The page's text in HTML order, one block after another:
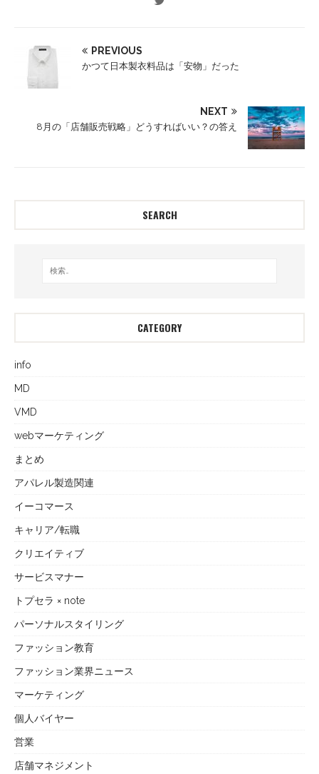
PREVIOUS
かつて日本製衣料品は「安物」だった
NEXT
8月の「店舗販売戦略」どうすればいい？の答え
SEARCH
CATEGORY
info
MD
VMD
webマーケティング
まとめ
アパレル製造関連
イーコマース
キャリア/転職
クリエイティブ
サービスマナー
トプセラ × note
パーソナルスタイリング
ファッション教育
ファッション業界ニュース
マーケティング
個人バイヤー
営業
店舗マネジメント